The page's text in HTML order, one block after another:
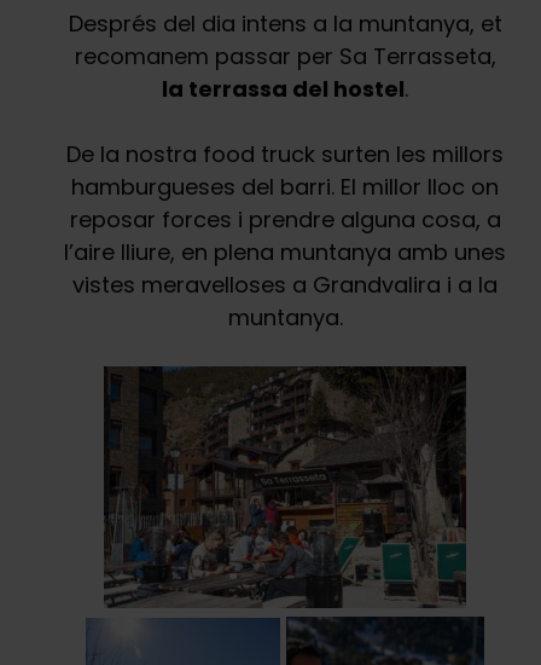
Després del dia intens a la muntanya, et
recomanem passar per Sa Terrasseta,
la terrassa del hostel.
De la nostra food truck surten les millors
hamburgueses del barri. El millor lloc on
reposar forces i prendre alguna cosa, a
l’aire lliure, en plena muntanya amb unes
vistes meravelloses a Grandvalira i a la
muntanya.